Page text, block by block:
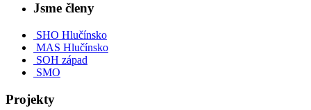
Jsme členy
SHO Hlučínsko
MAS Hlučínsko
SOH západ
SMO
Projekty